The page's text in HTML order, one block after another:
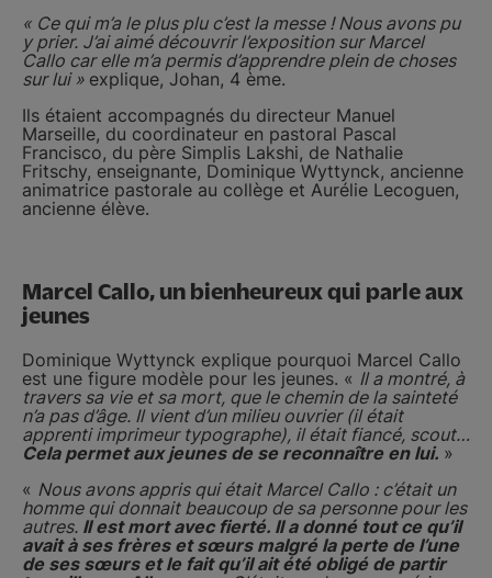
« Ce qui m’a le plus plu c’est la messe ! Nous avons pu
y prier. J’ai aimé découvrir l’exposition sur Marcel
Callo car elle m’a permis d’apprendre plein de choses
sur lui » explique, Johan, 4 ème.
Ils étaient accompagnés du directeur Manuel
Marseille, du coordinateur en pastoral Pascal
Francisco, du père Simplis Lakshi, de Nathalie
Fritschy, enseignante, Dominique Wyttynck, ancienne
animatrice pastorale au collège et Aurélie Lecoguen,
ancienne élève.
Marcel Callo, un bienheureux qui parle aux
jeunes
Dominique Wyttynck explique pourquoi Marcel Callo
est une figure modèle pour les jeunes. « Il a montré, à
travers sa vie et sa mort, que le chemin de la sainteté
n’a pas d’âge. Il vient d’un milieu ouvrier (il était
apprenti imprimeur typographe), il était fiancé, scout…
Cela permet aux jeunes de se reconnaître en lui. »
« Nous avons appris qui était Marcel Callo : c’était un
homme qui donnait beaucoup de sa personne pour les
autres. Il est mort avec fierté. Il a donné tout ce qu’il
avait à ses frères et sœurs malgré la perte de l’une
de ses sœurs et le fait qu’il ait été obligé de partir